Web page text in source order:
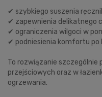
✔ szybkiego suszenia
✔ zapewnienia delikatnego
✔ ograniczenia wilgoci w
✔ podniesienia komfortu po
To rozwiązanie szczególnie
przejściowych oraz w
ogrzewania.